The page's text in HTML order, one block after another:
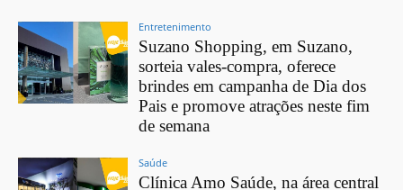
Entretenimento
Suzano Shopping, em Suzano,
sorteia vales-compra, oferece
brindes em campanha de Dia dos
Pais e promove atrações neste fim
de semana
Saúde
Clínica Amo Saúde, na área central